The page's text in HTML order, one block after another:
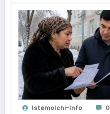
Istemolchi-Info 0